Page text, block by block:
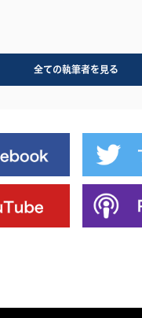
全ての執筆者を見る